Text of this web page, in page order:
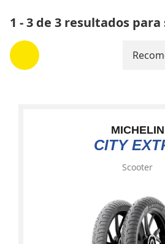
1 - 3 de 3 resultados
MICHELIN
CITY
Scooter